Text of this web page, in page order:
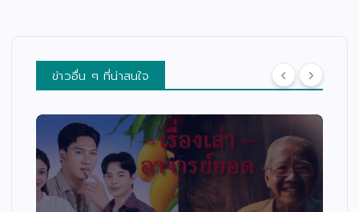
ข่าวอื่น ๆ ที่น่าสนใจ